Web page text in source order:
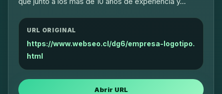
URL ORIGINAL
https://www.webseo.cl/dg6/empresa-logotipo.
html
Abrir URL